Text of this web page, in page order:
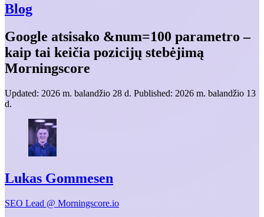
Blog
Google atsisako &num=100 parametro –
kaip tai keičia pozicijų stebėjimą
Morningscore
Updated: 2026 m. balandžio 28 d. Published: 2026 m. balandžio 13
d.
Lukas Gommesen
SEO Lead @ Morningscore.io